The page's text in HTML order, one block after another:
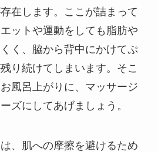
在します。ここが詰まって
ットや運動をしても脂肪や
く、脇から背中にかけてぷ
り続けてしまいます。そこ
風呂上がりに、マッサージ
ズにしてあげましょう。
、肌への摩擦を避けるため